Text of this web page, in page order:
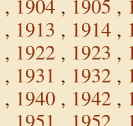
, 1904 , 1905 ,
, 1913 , 1914 ,
, 1922 , 1923 ,
, 1931 , 1932 ,
, 1940 , 1942 ,